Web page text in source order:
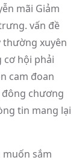
mãi Giảm
vấn đề
thường xuyên
cơ hội phải
cam đoan
chương
tin mang lại
sắm